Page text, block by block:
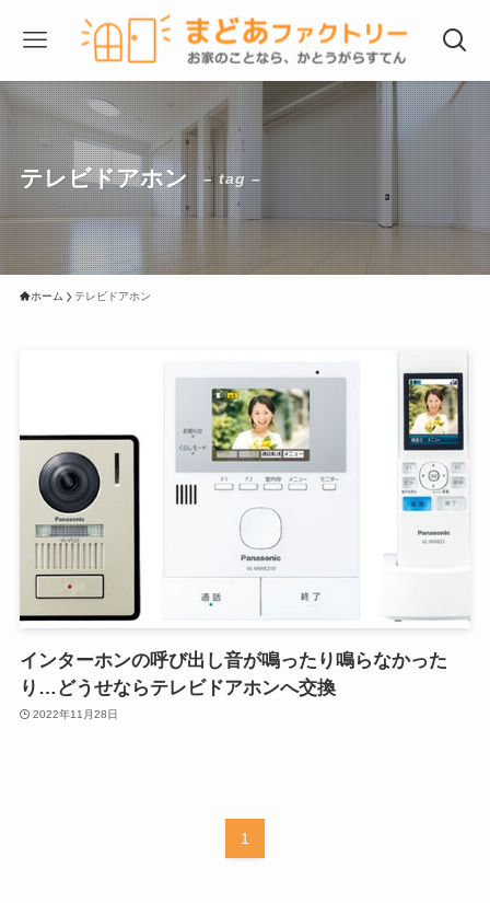
テレビドアホン – tag –
ホーム テレビドアホン
インターホンの呼び出し音が鳴ったり鳴らなかった
り…どうせならテレビドアホンへ交換
2022年11月28日
1